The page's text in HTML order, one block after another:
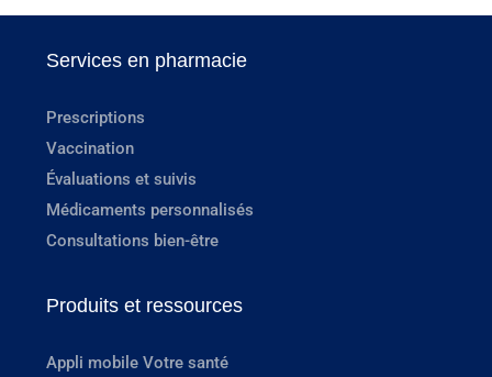
Services en pharmacie
Prescriptions
Vaccination
Évaluations et suivis
Médicaments personnalisés
Consultations bien-être
Produits et ressources
Appli mobile Votre santé